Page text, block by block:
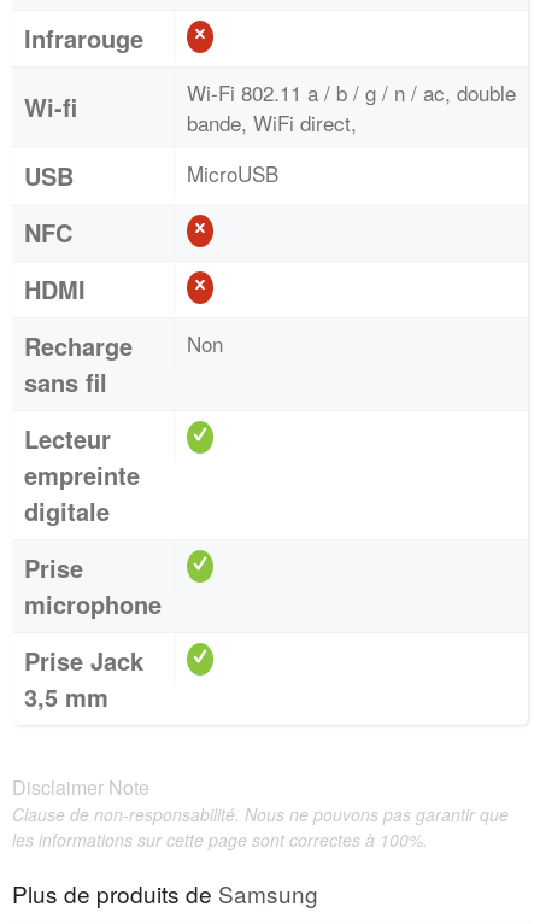
Infrarouge
Wi-fi
Wi-Fi 802.11 a / b / g / n / ac, double
bande, WiFi direct,
USB MicroUSB
NFC
HDMI
Recharge
sans fil
Non
Lecteur
empreinte
digitale
Prise
microphone
Prise Jack
3,5 mm
Disclaimer Note
Clause de non-responsabilité. Nous ne pouvons pas garantir que
les informations sur cette page sont correctes à 100%.
Plus de produits de Samsung